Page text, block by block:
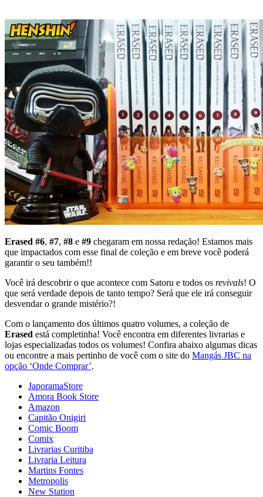
Erased #6, #7, #8 e #9 chegaram em nossa redação! Estamos mais
que impactados com esse final de coleção e em breve você poderá
garantir o seu também!!
Você irá descobrir o que acontece com Satoru e todos os revivals! O
que será verdade depois de tanto tempo? Será que ele irá conseguir
desvendar o grande mistério?!
Com o lançamento dos últimos quatro volumes, a coleção de
Erased está completinha! Você encontra em diferentes livrarias e
lojas especializadas todos os volumes! Confira abaixo algumas dicas
ou encontre a mais pertinho de você com o site do Mangás JBC na
opção ‘Onde Comprar’.
JaporamaStore
Amora Book Store
Amazon
Capitão Onigiri
Comic Boom
Comix
Livrarias Curitiba
Livraria Leitura
Martins Fontes
Metropolis
New Station